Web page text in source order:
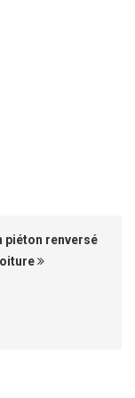
piéton renversé